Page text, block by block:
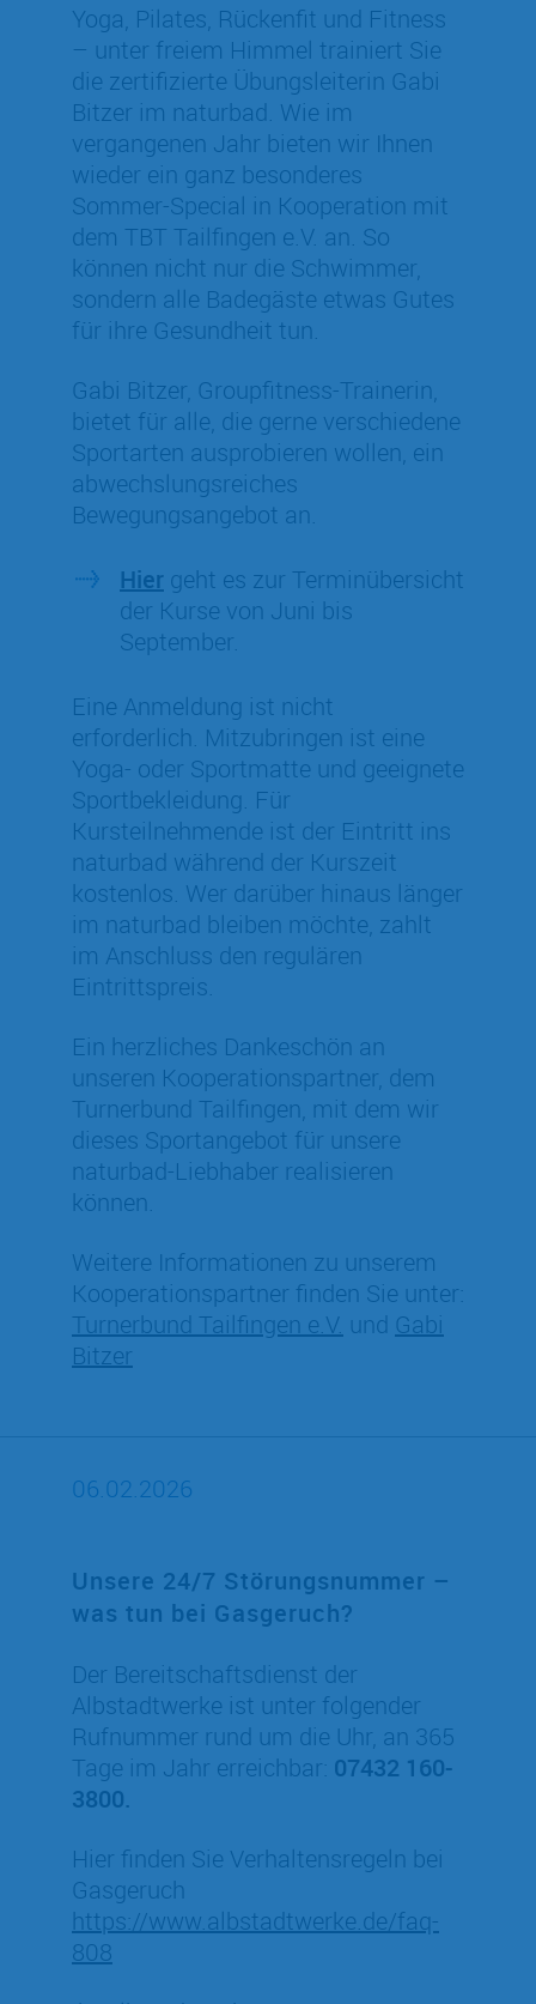
Yoga, Pilates, Rückenfit und Fitness
– unter freiem Himmel trainiert Sie
die zertifizierte Übungsleiterin Gabi
Bitzer im naturbad. Wie im
vergangenen Jahr bieten wir Ihnen
wieder ein ganz besonderes
Sommer-Special in Kooperation mit
dem TBT Tailfingen e.V. an. So
können nicht nur die Schwimmer,
sondern alle Badegäste etwas Gutes
für ihre Gesundheit tun.
Gabi Bitzer, Groupfitness-Trainerin,
bietet für alle, die gerne verschiedene
Sportarten ausprobieren wollen, ein
abwechslungsreiches
Bewegungsangebot an.
Hier geht es zur Terminübersicht
der Kurse von Juni bis
September.
Eine Anmeldung ist nicht
erforderlich. Mitzubringen ist eine
Yoga- oder Sportmatte und geeignete
Sportbekleidung. Für
Kursteilnehmende ist der Eintritt ins
naturbad während der Kurszeit
kostenlos. Wer darüber hinaus länger
im naturbad bleiben möchte, zahlt
im Anschluss den regulären
Eintrittspreis.
Ein herzliches Dankeschön an
unseren Kooperationspartner, dem
Turnerbund Tailfingen, mit dem wir
dieses Sportangebot für unsere
naturbad-Liebhaber realisieren
können.
Weitere Informationen zu unserem
Kooperationspartner finden Sie unter:
Turnerbund Tailfingen e.V. und Gabi
Bitzer
06.02.2026
Unsere 24/7 Störungsnummer –
was tun bei Gasgeruch?
Der Bereitschaftsdienst der
Albstadtwerke ist unter folgender
Rufnummer rund um die Uhr, an 365
Tage im Jahr erreichbar: 07432 160-
3800.
Hier finden Sie Verhaltensregeln bei
Gasgeruch
https://www.albstadtwerke.de/faq-
808